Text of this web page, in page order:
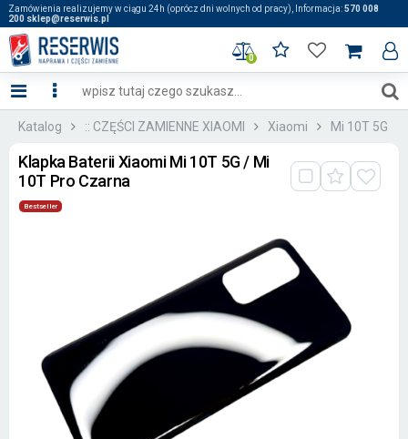
Zamówienia realizujemy w ciągu 24h (oprócz dni wolnych od pracy), Informacja:570 008
200 sklep@reserwis.pl
0
Katalog :: CZĘŚCI ZAMIENNE XIAOMI Xiaomi Mi 10T 5G
Klapka Baterii Xiaomi Mi 10T 5G / Mi
10T Pro Czarna
Bestseller